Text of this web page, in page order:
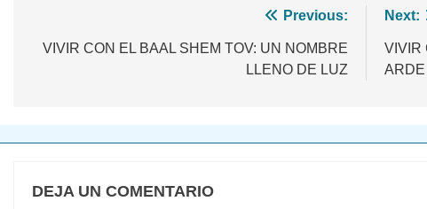
de
Previous:
VIVIR CON EL BAAL SHEM TOV: UN NOMBRE
LLENO DE LUZ
Next:
VIVIR
DEJA UN COMENTARIO